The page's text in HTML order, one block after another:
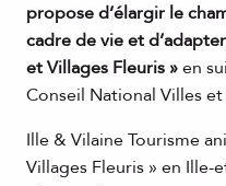
propose d’élargir le
cadre de vie et
et Villages Fleuris »en
Conseil National Villes
Ille & Vilaine Tourisme
Villages Fleuris » en Ille-